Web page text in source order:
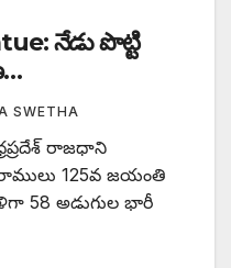
నేడు పొట్టి
SWETHA
రాజధాని
125వ జయంతి
58 అడుగుల భారీ